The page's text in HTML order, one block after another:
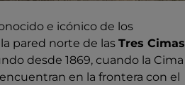
e icónico de los
pared norte de las Tres Cimas
desde 1869, cuando la Cima
en la frontera con el